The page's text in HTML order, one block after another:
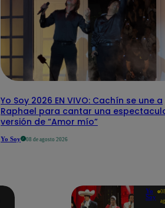
Yo Soy 2026 EN VIVO: Cachín se une a
Raphael para cantar una
versión de “Amor mío”
Yo Soy 08 de agosto 2026
Yo
Soy